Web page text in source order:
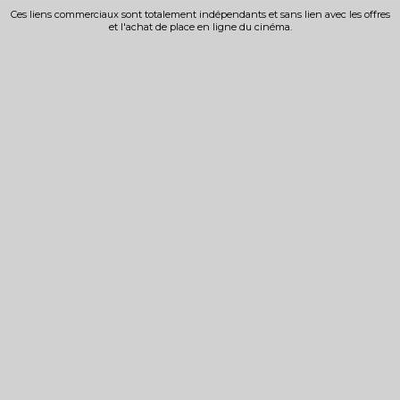
Ces liens commerciaux sont totalement indépendants et sans lien avec les offres
et l'achat de place en ligne du cinéma.